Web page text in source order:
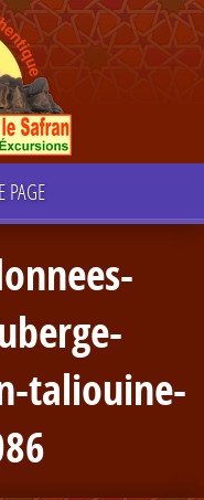
PAGE
taliouine-